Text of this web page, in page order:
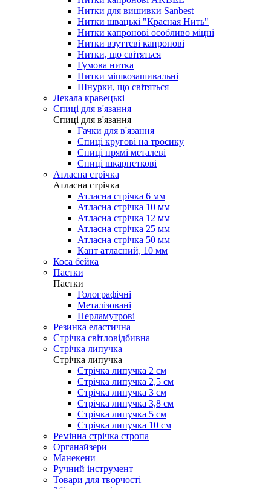
Нитки для вишивки Sanbest
Нитки швацькі "Красная Нить"
Нитки капронові особливо міцні
Нитки взуттєві капронові
Нитки, що світяться
Гумова нитка
Нитки мішкозашивальні
Шнурки, що світяться
Лекала кравецькі
Cпиці для в'язання
Cпиці для в'язання
Гачки для в'язання
Спиці кругові на тросику
Спиці прямі металеві
Спиці шкарпеткові
Атласна стрічка
Атласна стрічка
Атласна стрічка 6 мм
Атласна стрічка 10 мм
Атласна стрічка 12 мм
Атласна стрічка 25 мм
Атласна стрічка 50 мм
Кант атласний, 10 мм
Коса бейка
Паєтки
Паєтки
Голографічні
Металізовані
Перламутрові
Резинка еластична
Стрічка світловідбивна
Стрічка липучка
Стрічка липучка
Стрічка липучка 2 см
Стрічка липучка 2,5 см
Стрічка липучка 3 см
Стрічка липучка 3,8 см
Стрічка липучка 5 см
Стрічка липучка 10 см
Ремінна стрічка стропа
Органайзери
Манекени
Ручний інструмент
Товари для творчості